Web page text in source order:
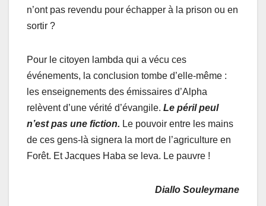
n’ont pas revendu pour échapper à la prison ou en
sortir ?
Pour le citoyen lambda qui a vécu ces
événements, la conclusion tombe d’elle-même :
les enseignements des émissaires d’Alpha
relèvent d’une vérité d’évangile. Le péril peul
n’est pas une fiction. Le pouvoir entre les mains
de ces gens-là signera la mort de l’agriculture en
Forêt. Et Jacques Haba se leva. Le pauvre !
Diallo Souleymane